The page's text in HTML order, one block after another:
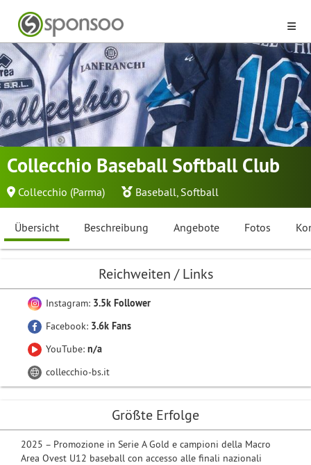
Collecchio Baseball Softball Club
Collecchio (Parma) Baseball, Softball
Übersicht Beschreibung Angebote Fotos
Reichweiten / Links
Instagram: 3.5k Follower
Facebook: 3.6k Fans
YouTube: n/a
collecchio-bs.it
Größte Erfolge
2025 – Promozione in Serie A Gold e campioni della Macro
Area Ovest U12 baseball con accesso alle finali nazionali